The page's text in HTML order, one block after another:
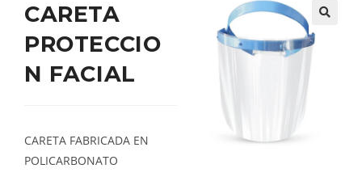
CARETA
PROTECCIO
N FACIAL
CARETA FABRICADA EN
POLICARBONATO